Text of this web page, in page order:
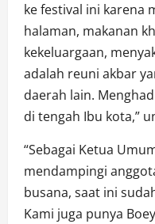
ke festival ini karena
halaman, makanan
kekeluargaan,
adalah reuni akbar
daerah lain.
di tengah Ibu kota,”
“Sebagai Ketua
mendampingi
busana, saat ini
Kami juga punya